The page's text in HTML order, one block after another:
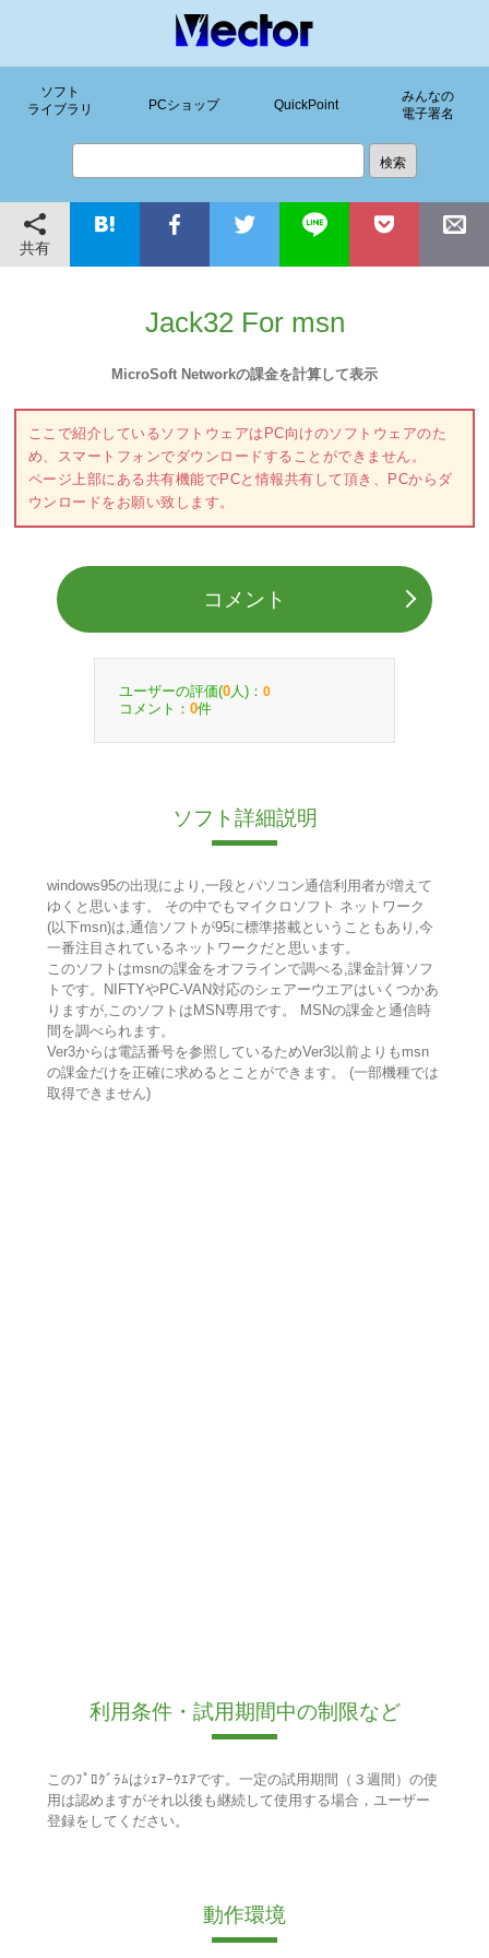
ソフト
ライブラリ
PCショップ QuickPoint
みんなの
電子署名
共有
Jack32 For msn
MicroSoft Networkの課金を計算して表示
ここで紹介しているソフトウェアはPC向けのソフトウェアのた
め、スマートフォンでダウンロードすることができません。
ページ上部にある共有機能でPCと情報共有して頂き、PCからダ
ウンロードをお願い致します。
コメント
ユーザーの評価(0 人)： 0
コメント： 0件
ソフト詳細説明
windows95の出現により,一段とパソコン通信利用者が増えて
ゆくと思います。 その中でもマイクロソフト ネットワーク
(以下msn)は,通信ソフトが95に標準搭載ということもあり,今
一番注目されているネットワークだと思います。
このソフトはmsnの課金をオフラインで調べる,課金計算ソフ
トです。NIFTYやPC-VAN対応のシェアーウエアはいくつかあ
りますが,このソフトはMSN専用です。 MSNの課金と通信時
間を調べられます。
Ver3からは電話番号を参照しているためVer3以前よりもmsn
の課金だけを正確に求めるとことができます。 (一部機種では
取得できません)
利用条件・試用期間中の制限など
このﾌﾟﾛｸﾞﾗﾑはｼｪｱｰｳｴｱです。一定の試用期間（３週間）の使
用は認めますがそれ以後も継続して使用する場合，ユーザー
登録をしてください。
動作環境